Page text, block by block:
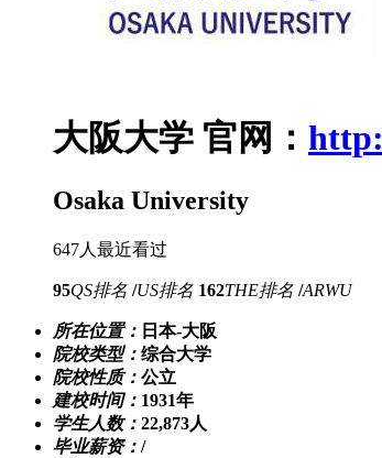
大阪大学 官网：
Osaka University
647人最近看过
95QS排名 /US排名 162THE排名 /ARWU
所在位置： 日本-大阪
院校类型： 综合大学
院校性质： 公立
建校时间： 1931年
学生人数： 22,873人
毕业薪资： /